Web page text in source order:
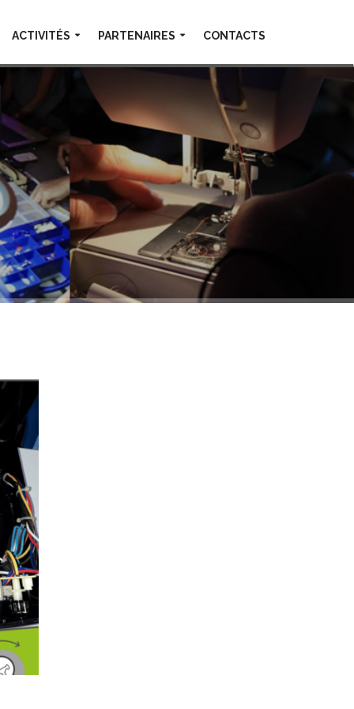
ACTIVITÉS PARTENAIRES CONTACTS